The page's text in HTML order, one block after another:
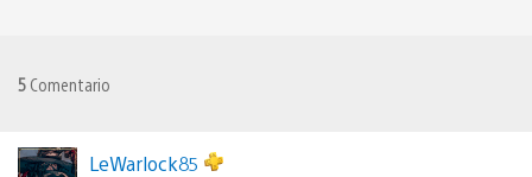
5 Comentario
LeWarlock85